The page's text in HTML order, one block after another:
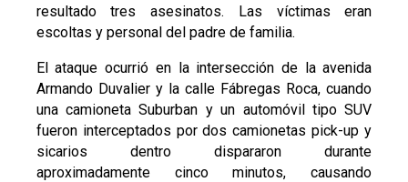
resultado tres asesinatos. Las víctimas eran
escoltas y personal del padre de familia.
El ataque ocurrió en la intersección de la avenida
Armando Duvalier y la calle Fábregas Roca, cuando
una camioneta Suburban y un automóvil tipo SUV
fueron interceptados por dos camionetas pick-up y
sicarios dentro dispararon durante
aproximadamente cinco minutos, causando